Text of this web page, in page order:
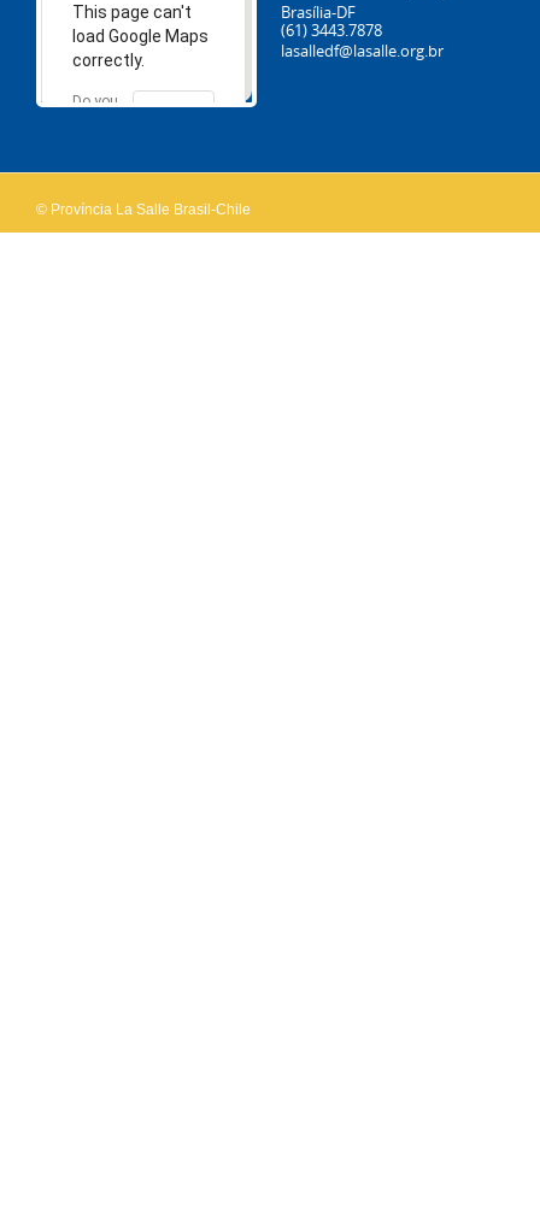
This page can't
load Google Maps
correctly.
Do you
OK
Brasília-DF
(61) 3443.7878
lasalledf@lasalle.org.br
© Província La Salle Brasil-Chile